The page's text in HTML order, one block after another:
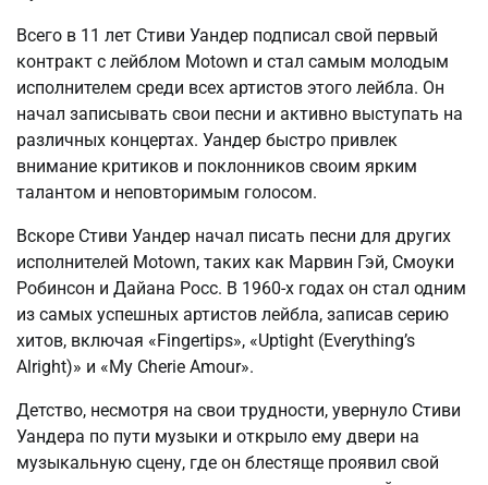
Всего в 11 лет Стиви Уандер подписал свой первый
контракт с лейблом Motown и стал самым молодым
исполнителем среди всех артистов этого лейбла. Он
начал записывать свои песни и активно выступать на
различных концертах. Уандер быстро привлек
внимание критиков и поклонников своим ярким
талантом и неповторимым голосом.
Вскоре Стиви Уандер начал писать песни для других
исполнителей Motown, таких как Марвин Гэй, Смоуки
Робинсон и Дайана Росс. В 1960-х годах он стал одним
из самых успешных артистов лейбла, записав серию
хитов, включая «Fingertips», «Uptight (Everything’s
Alright)» и «My Cherie Amour».
Детство, несмотря на свои трудности, увернуло Стиви
Уандера по пути музыки и открыло ему двери на
музыкальную сцену, где он блестяще проявил свой